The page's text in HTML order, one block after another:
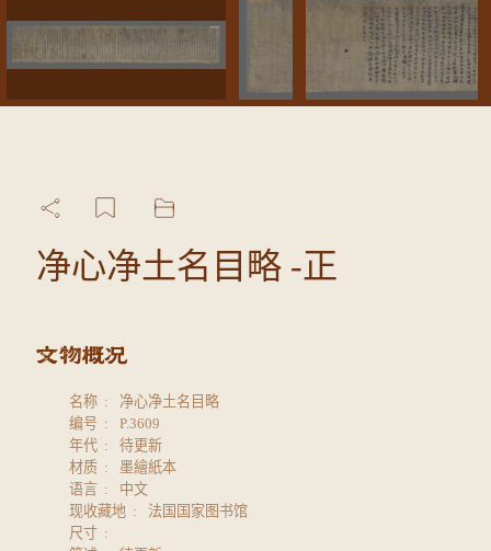
净心净土名目略 -正
名称
净心净土名目略
编号
P.3609
年代
待更新
材质
墨繪紙本
语言
中文
现收藏地
法国国家图书馆
尺寸